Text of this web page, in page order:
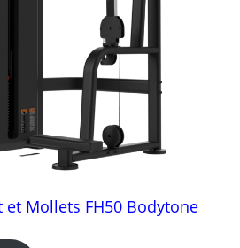
et Mollets FH50 Bodytone